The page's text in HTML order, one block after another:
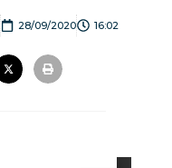
28/09/2020 16:02